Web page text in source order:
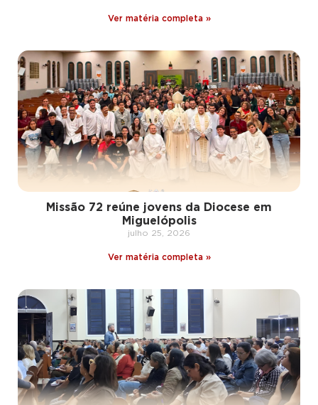
Ver matéria completa »
Missão 72 reúne jovens da Diocese em
Miguelópolis
julho 25, 2026
Ver matéria completa »